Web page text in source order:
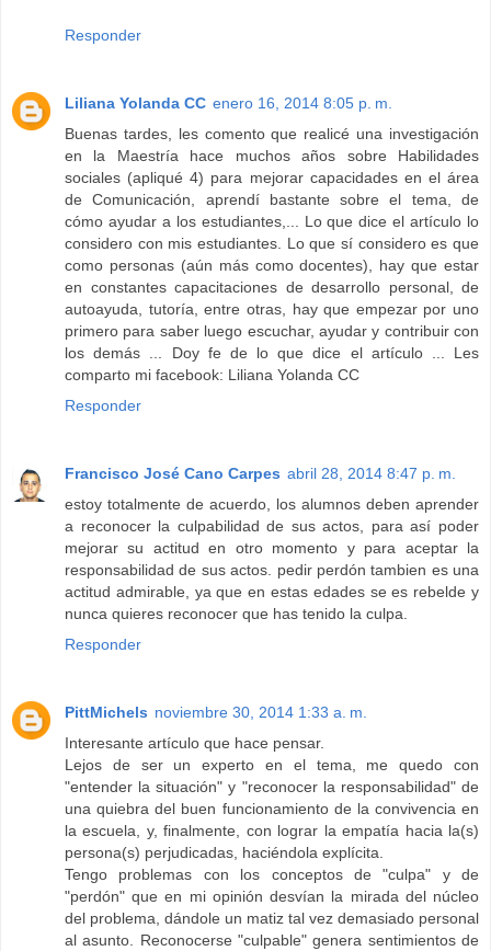
Responder
Liliana Yolanda CC enero 16, 2014 8:05 p. m.
Buenas tardes, les comento que realicé una investigación
en la Maestría hace muchos años sobre Habilidades
sociales (apliqué 4) para mejorar capacidades en el área
de Comunicación, aprendí bastante sobre el tema, de
cómo ayudar a los estudiantes,... Lo que dice el artículo lo
considero con mis estudiantes. Lo que sí considero es que
como personas (aún más como docentes), hay que estar
en constantes capacitaciones de desarrollo personal, de
autoayuda, tutoría, entre otras, hay que empezar por uno
primero para saber luego escuchar, ayudar y contribuir con
los demás ... Doy fe de lo que dice el artículo ... Les
comparto mi facebook: Liliana Yolanda CC
Responder
Francisco José Cano Carpes abril 28, 2014 8:47 p. m.
estoy totalmente de acuerdo, los alumnos deben aprender
a reconocer la culpabilidad de sus actos, para así poder
mejorar su actitud en otro momento y para aceptar la
responsabilidad de sus actos. pedir perdón tambien es una
actitud admirable, ya que en estas edades se es rebelde y
nunca quieres reconocer que has tenido la culpa.
Responder
PittMichels noviembre 30, 2014 1:33 a. m.
Interesante artículo que hace pensar.
Lejos de ser un experto en el tema, me quedo con
"entender la situación" y "reconocer la responsabilidad" de
una quiebra del buen funcionamiento de la convivencia en
la escuela, y, finalmente, con lograr la empatía hacia la(s)
persona(s) perjudicadas, haciéndola explícita.
Tengo problemas con los conceptos de "culpa" y de
"perdón" que en mi opinión desvían la mirada del núcleo
del problema, dándole un matiz tal vez demasiado personal
al asunto. Reconocerse "culpable" genera sentimientos de